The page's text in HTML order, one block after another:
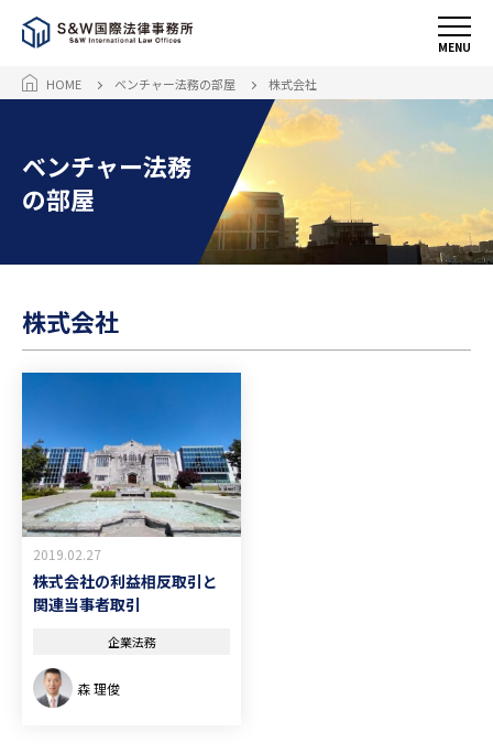
MENU
HOME ベンチャー法務の部屋 株式会社
ベンチャー法務
の部屋
株式会社
2019.02.27
株式会社の利益相反取引と
関連当事者取引
企業法務
森 理俊